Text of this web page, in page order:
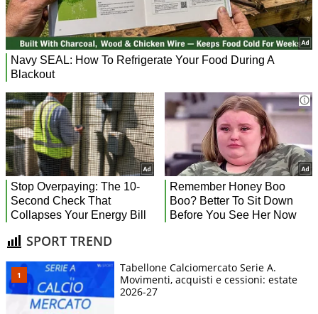
SPORT TREND
Tabellone Calciomercato Serie A.
Movimenti, acquisti e cessioni: estate
2026-27